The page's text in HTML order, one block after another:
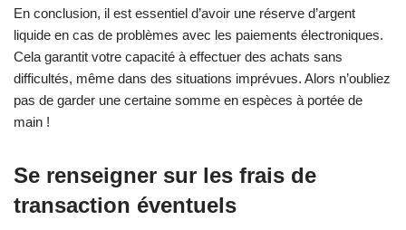
En conclusion, il est essentiel d’avoir une réserve d’argent
liquide en cas de problèmes avec les paiements électroniques.
Cela garantit votre capacité à effectuer des achats sans
difficultés, même dans des situations imprévues. Alors n’oubliez
pas de garder une certaine somme en espèces à portée de
main !
Se renseigner sur les frais de
transaction éventuels